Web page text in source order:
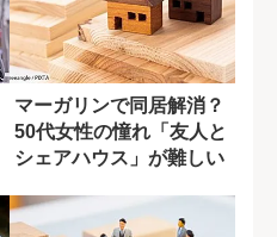
マーガリンで同居解消？
50代女性の憧れ「友人と
シェアハウス」が難しい